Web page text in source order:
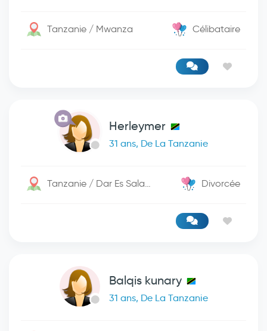
Tanzanie / Mwanza Célibataire
Herleymer
31 ans, De La Tanzanie
Tanzanie / Dar Es Salaam Divorcée
Balqis kunary
31 ans, De La Tanzanie